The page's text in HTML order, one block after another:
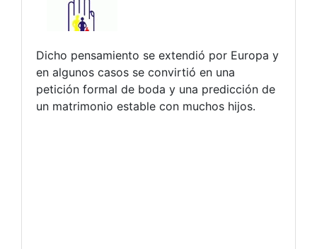
Dicho pensamiento se extendió por Europa y
en algunos casos se convirtió en una
petición formal de boda y una predicción de
un matrimonio estable con muchos hijos.